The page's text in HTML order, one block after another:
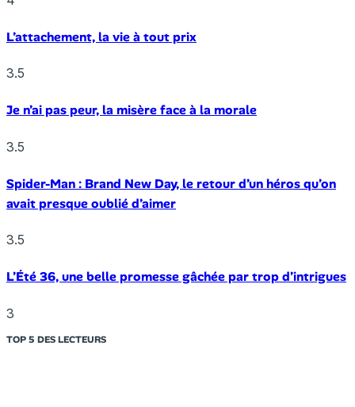
L’attachement, la vie à tout prix
3.5
Je n’ai pas peur, la misère face à la morale
3.5
Spider-Man : Brand New Day, le retour d’un héros qu’on
avait presque oublié d’aimer
3.5
L’Été 36, une belle promesse gâchée par trop d’intrigues
3
TOP 5 DES LECTEURS